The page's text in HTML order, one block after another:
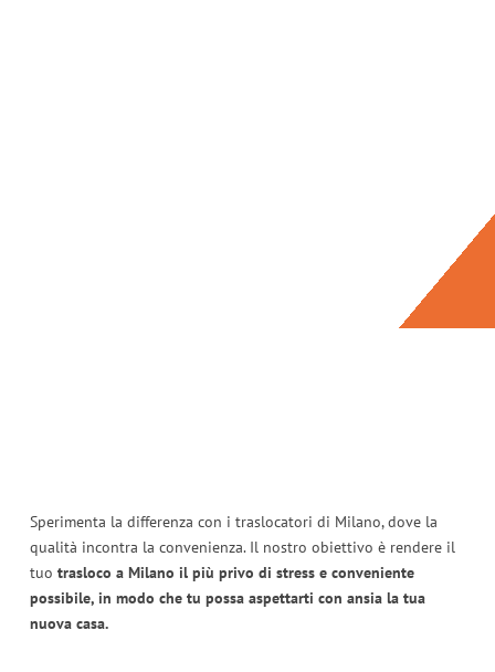
Sperimenta la differenza con i traslocatori di Milano, dove la
qualità incontra la convenienza. Il nostro obiettivo è rendere il
tuo trasloco a Milano il più privo di stress e conveniente
possibile, in modo che tu possa aspettarti con ansia la tua
nuova casa.